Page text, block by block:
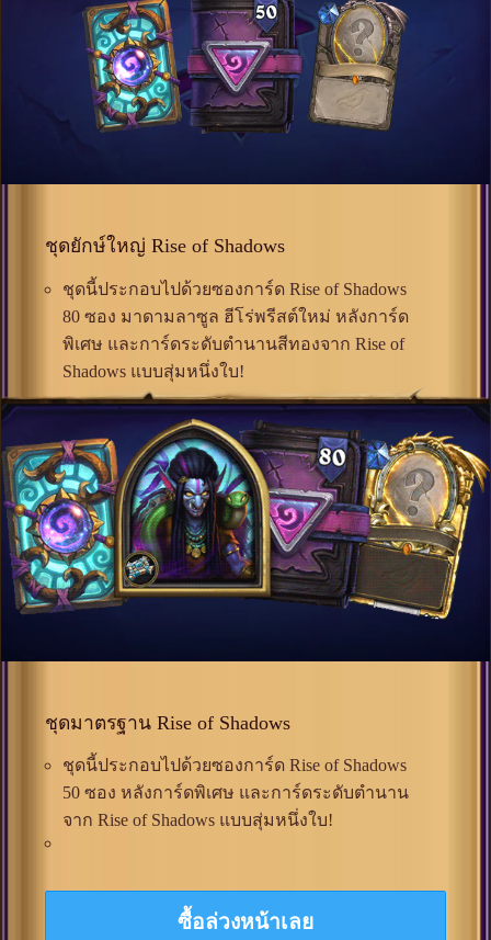
ชุดยักษ์ใหญ่ Rise of Shadows
ชุดนี้ประกอบไปด้วยซองการ์ด Rise of Shadows
80 ซอง มาดามลาซูล ฮีโร่พรีสต์ใหม่ หลังการ์ด
พิเศษ และการ์ดระดับตำนานสีทองจาก Rise of
Shadows แบบสุ่มหนึ่งใบ!
ชุดมาตรฐาน Rise of Shadows
ชุดนี้ประกอบไปด้วยซองการ์ด Rise of Shadows
50 ซอง หลังการ์ดพิเศษ และการ์ดระดับตำนาน
จาก Rise of Shadows แบบสุ่มหนึ่งใบ!
ซื้อล่วงหน้าเลย